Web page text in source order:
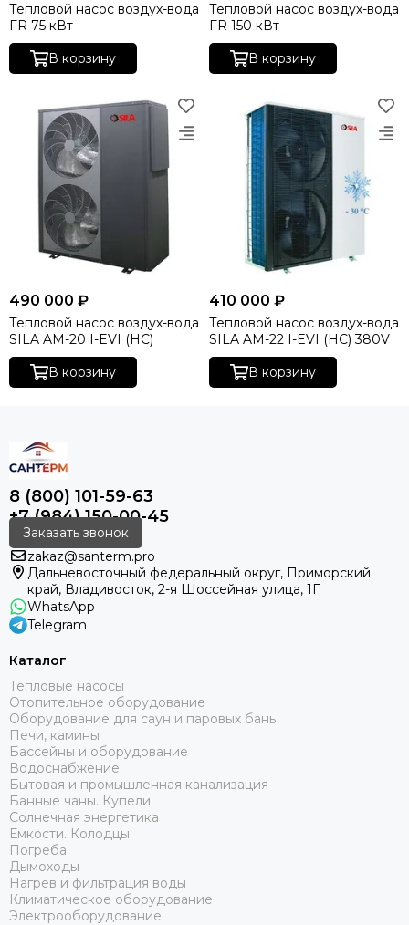
Тепловой насос воздух-вода
FR 75 кВт
В корзину
Тепловой насос воздух-вода
FR 150 кВт
В корзину
490 000 ₽
Тепловой насос воздух-вода
SILA AM-20 I-EVI (HC)
В корзину
410 000 ₽
Тепловой насос воздух-вода
SILA AM-22 I-EVI (HC) 380V
В корзину
8 (800) 101-59-63
+7 (984) 150-00-45
Заказать звонок
zakaz@santerm.pro
Дальневосточный федеральный округ, Приморский
край, Владивосток, 2-я Шоссейная улица, 1Г
WhatsApp
Telegram
Каталог
Тепловые насосы
Отопительное оборудование
Оборудование для саун и паровых бань
Печи, камины
Бассейны и оборудование
Водоснабжение
Бытовая и промышленная канализация
Банные чаны. Купели
Солнечная энергетика
Емкости. Колодцы
Погреба
Дымоходы
Нагрев и фильтрация воды
Климатическое оборудование
Электрооборудование